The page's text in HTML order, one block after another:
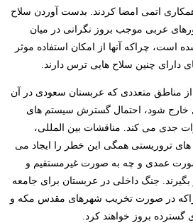
قرارداد همکاری اتمی امضا کردند. بدست آوردن سلاح
عربی موجب بروز نگرانی در میان
است، چراکه آنها از امکان استفاده موثر
دارای چنین سلاح هایی ترس دارند.
از مناطق متعددی که عربستان سعودی در آن
خارج شود، احتمال گسترش سیستم های
جدی می کند. مناقشات بین المللی،
تروریستی همگی این خطر را ایجاد می
صورت عمدی و چه به صورت غیرمستقیم و
بگیرند. جنگ داخلی در عربستان برای جامعه
در صورت تخریب شهرهای مقدس مکه و
بروز خواهند کرد.